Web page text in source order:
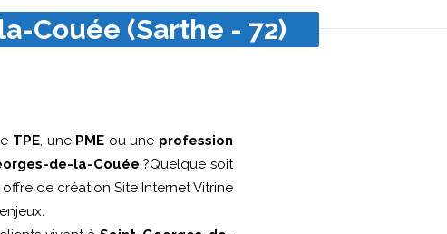
Couée (Sarthe - 72)
TPE, une PME ou une profession
de-la-Couée ?Quelque soit
de création Site Internet Vitrine